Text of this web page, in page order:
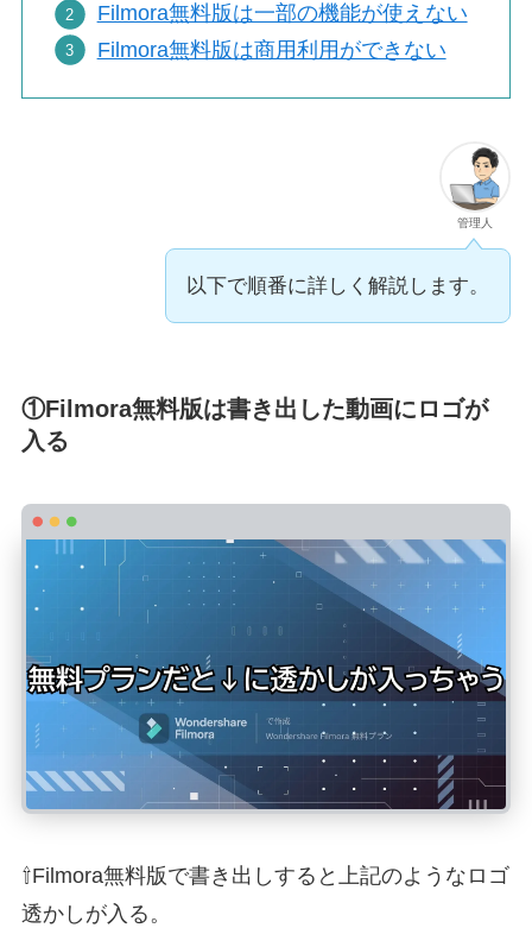
Filmora無料版は一部の機能が使えない
Filmora無料版は商用利用ができない
管理人
以下で順番に詳しく解説します。
①Filmora無料版は書き出した動画にロゴが
入る
⇧Filmora無料版で書き出しすると上記のようなロゴ
透かしが入る。